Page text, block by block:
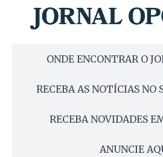
ONDE ENCONTRAR O
RECEBA AS NOTÍCIAS NO
RECEBA NOVIDADES
ANUNCIE